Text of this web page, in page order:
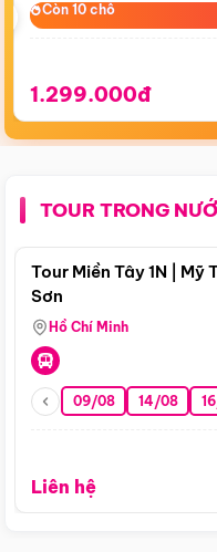
Còn 10 chỗ
Còn 10 chỗ
1.299.000đ
TOUR TRONG
Tour Miền Tây 1N | Mỹ
Sơn
Hồ Chí Minh
09/08 14/08
Liên hệ